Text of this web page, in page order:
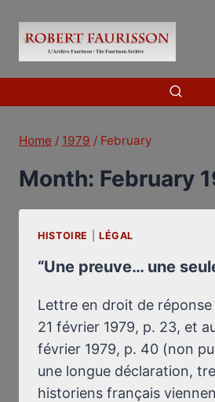
content
Home / 1979 / February
Month: February
HISTOIRE LÉGAL
“Une preuve… une
Lettre en droit de réponse
21 février 1979, p. 23, et
février 1979, p. 40 (non
une longue déclaration,
historiens français